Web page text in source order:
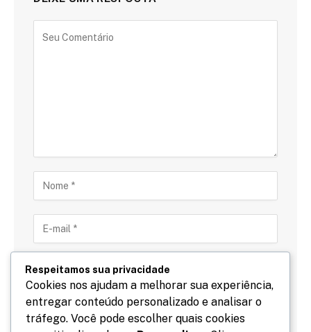
Salve meu nome, email e site neste navegador para
a próxima vez que eu comentar.
Respeitamos sua privacidade
Cookies nos ajudam a melhorar sua experiência,
entregar conteúdo personalizado e analisar o
tráfego. Você pode escolher quais cookies